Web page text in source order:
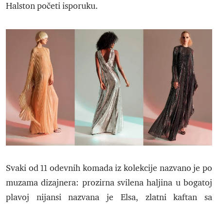
Halston početi isporuku.
Svaki od 11 odevnih komada iz kolekcije nazvano je po
muzama dizajnera: prozirna svilena haljina u bogatoj
plavoj nijansi nazvana je Elsa, zlatni kaftan sa